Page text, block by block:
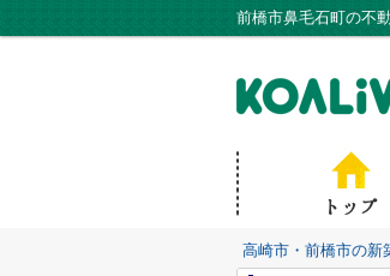
前橋市鼻毛石町の不
高崎市・前橋市の新